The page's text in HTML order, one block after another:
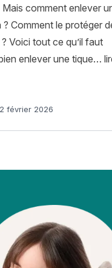
Mais comment enlever
Comment le protéger
Voici tout ce qu’il faut
enlever une tique…
février 2026